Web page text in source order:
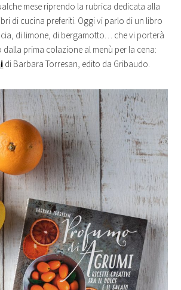
mese riprendo la rubrica dedicata alla
di cucina preferiti. Oggi vi parlo di un libro
di limone, di bergamotto… che vi porterà
prima colazione al menù per la cena:
di Barbara Torresan, edito da Gribaudo.